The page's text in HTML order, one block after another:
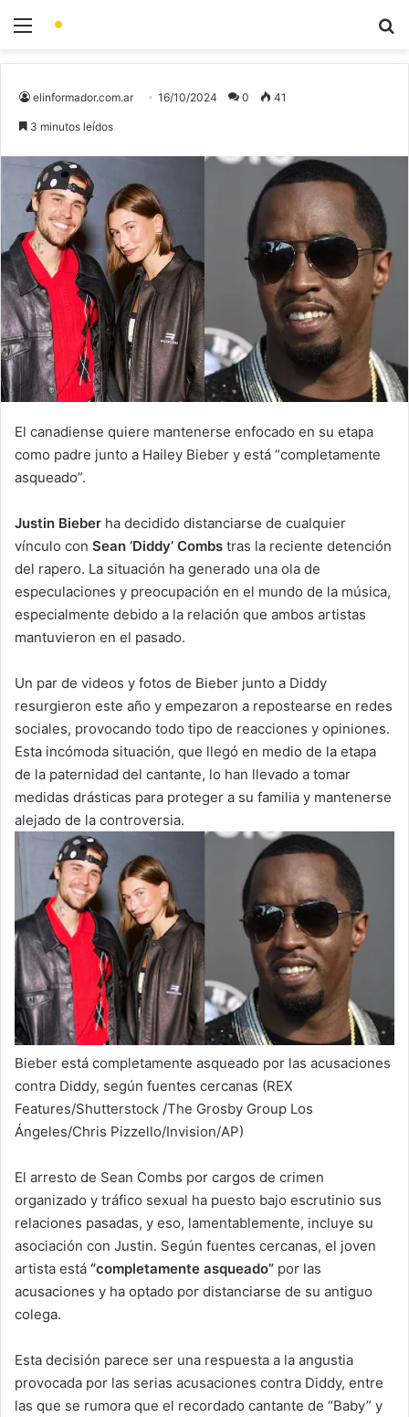
elinformador.com.ar 16/10/2024 0 41
3 minutos leídos
El canadiense quiere mantenerse enfocado en su etapa
como padre junto a Hailey Bieber y está “completamente
asqueado”.
Justin Bieber ha decidido distanciarse de cualquier
vínculo con Sean ‘Diddy’ Combs tras la reciente detención
del rapero. La situación ha generado una ola de
especulaciones y preocupación en el mundo de la música,
especialmente debido a la relación que ambos artistas
mantuvieron en el pasado.
Un par de videos y fotos de Bieber junto a Diddy
resurgieron este año y empezaron a repostearse en redes
sociales, provocando todo tipo de reacciones y opiniones.
Esta incómoda situación, que llegó en medio de la etapa
de la paternidad del cantante, lo han llevado a tomar
medidas drásticas para proteger a su familia y mantenerse
alejado de la controversia.
Bieber está completamente asqueado por las acusaciones
contra Diddy, según fuentes cercanas (REX
Features/Shutterstock /The Grosby Group Los
Ángeles/Chris Pizzello/Invision/AP)
El arresto de Sean Combs por cargos de crimen
organizado y tráfico sexual ha puesto bajo escrutinio sus
relaciones pasadas, y eso, lamentablemente, incluye su
asociación con Justin. Según fuentes cercanas, el joven
artista está “completamente asqueado” por las
acusaciones y ha optado por distanciarse de su antiguo
colega.
Esta decisión parece ser una respuesta a la angustia
provocada por las serias acusaciones contra Diddy, entre
las que se rumora que el recordado cantante de “Baby” y